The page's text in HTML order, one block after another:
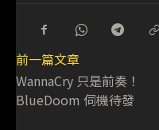
前一篇文章
WannaCry 只是前奏！
BlueDoom 伺機待發